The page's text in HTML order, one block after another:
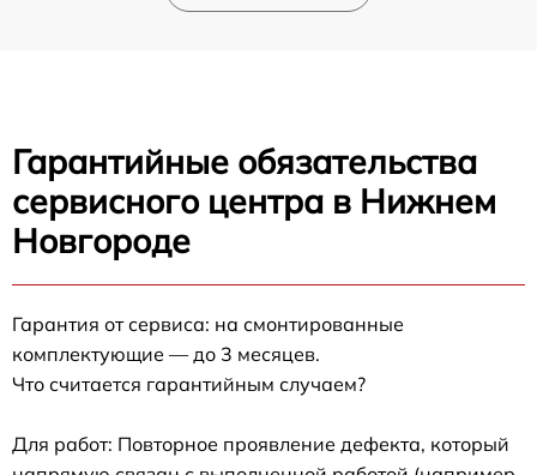
Гарантийные обязательства
сервисного центра в Нижнем
Новгороде
Гарантия от сервиса: на смонтированные
комплектующие — до 3 месяцев.
Что считается гарантийным случаем?
Для работ: Повторное проявление дефекта, который